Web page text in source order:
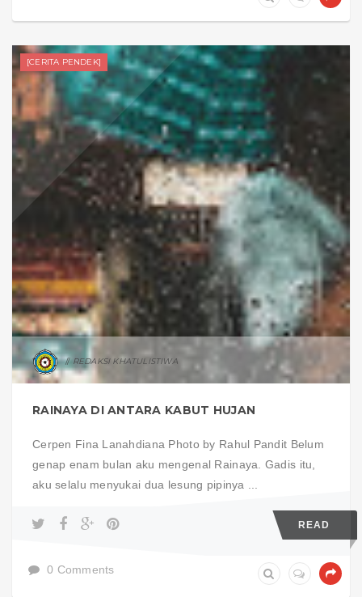
[CERITA PENDEK]
REDAKSI KHATULISTIWA
RAINAYA DI ANTARA KABUT HUJAN
Cerpen Fina Lanahdiana Photo by Rahul Pandit Belum
genap enam bulan aku mengenal Rainaya. Gadis itu,
aku selalu menyukai dua lesung pipinya ...
READ
0 Comments